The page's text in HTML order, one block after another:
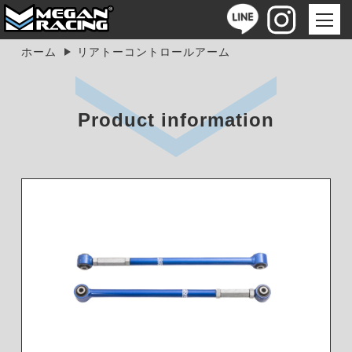
ホーム リアトーコントロールアーム
Product information